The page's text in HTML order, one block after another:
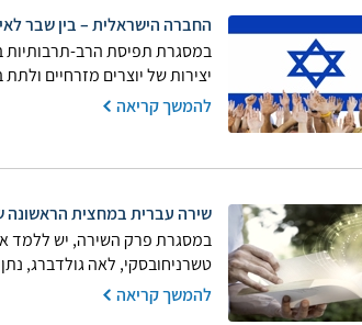
החברה הישראלית – בין שבר
במסגרת תפיסת הרב-תרבותיות
יצירות של יוצרים מזרחיים
להמשך קריאה
שירה עברית במחצית הראשונה
במסגרת פרק השירה, יש ללמד
טשרניחובסקי, לאה גולדברג,
להמשך קריאה